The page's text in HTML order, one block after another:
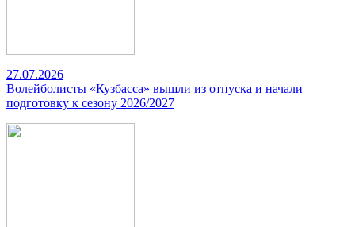
27.07.2026
Волейболисты «Кузбасса» вышли из отпуска и начали
подготовку к сезону 2026/2027